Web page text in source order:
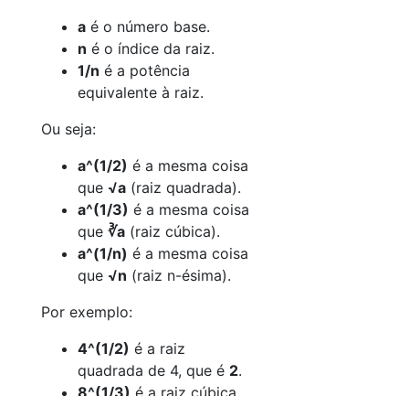
a é o número base.
n é o índice da raiz.
1/n é a potência
equivalente à raiz.
Ou seja:
a^(1/2) é a mesma coisa
que √a (raiz quadrada).
a^(1/3) é a mesma coisa
que ∛a (raiz cúbica).
a^(1/n) é a mesma coisa
que √n (raiz n-ésima).
Por exemplo:
4^(1/2) é a raiz
quadrada de 4, que é 2.
8^(1/3) é a raiz cúbica